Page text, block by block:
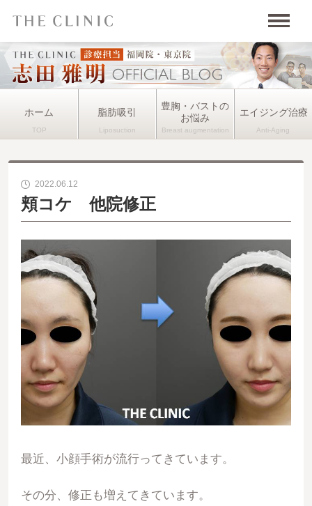
ホーム 脂肪吸引
豊胸・バストの
お悩み
エイジング治療
2022.06.12
頬コケ 他院修正
最近、小顔手術が流行ってきています。
その分、修正も増えてきています。